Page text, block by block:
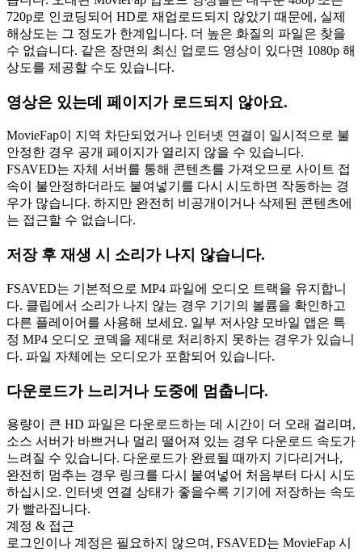
720p로 인코딩되어 HD로 재업로드되지 않았기 때문에, 실제
해상도는 그 정도가 한계입니다. 더 높은 화질의 파일은 찾을
수 없습니다. 같은 장면의 최신 업로드 영상이 있다면 1080p 해
상도를 제공할 수도 있습니다.
영상은 있는데 페이지가 로드되지 않아요.
MovieFap이 지역 차단되었거나 인터넷 연결이 일시적으로 불
안정한 경우 공개 페이지가 열리지 않을 수 있습니다.
FSAVED는 자체 서버를 통해 콘텐츠를 가져오므로 사이트 접
속이 불안정하더라도 붙여넣기를 다시 시도하면 작동하는 경
우가 많습니다. 하지만 완전히 비공개이거나 삭제된 콘텐츠에
는 접근할 수 없습니다.
저장 후 재생 시 소리가 나지 않습니다.
FSAVED는 기본적으로 MP4 파일에 오디오 트랙을 유지합니
다. 클립에서 소리가 나지 않는 경우 기기의 볼륨을 확인하고
다른 플레이어를 사용해 보세요. 일부 저사양 모바일 앱은 특
정 MP4 오디오 코덱을 제대로 처리하지 못하는 경우가 있습니
다. 파일 자체에는 오디오가 포함되어 있습니다.
다운로드가 느리거나 도중에 멈춥니다.
용량이 큰 HD 파일은 다운로드하는 데 시간이 더 오래 걸리며,
소스 서버가 바쁘거나 멀리 떨어져 있는 경우 다운로드 속도가
느려질 수 있습니다. 다운로드가 완료될 때까지 기다리거나,
완전히 멈추는 경우 링크를 다시 붙여넣어 처음부터 다시 시도
하십시오. 인터넷 연결 상태가 좋을수록 기기에 저장하는 속도
가 빨라집니다.
계정 & 접근
로그인이나 계정은 필요하지 않으며, FSAVED는 MovieFap 시